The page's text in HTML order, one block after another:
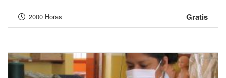
2000 Horas Gratis